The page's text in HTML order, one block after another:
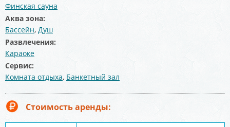
Финская сауна
Аква зона:
Бассейн, Душ
Развлечения:
Караоке
Сервис:
Комната отдыха, Банкетный зал
Стоимость аренды: